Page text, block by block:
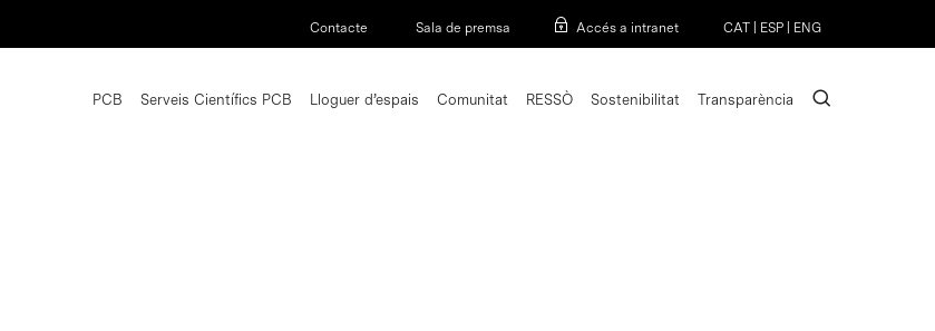
Contacte Sala de premsa Accés a intranet CAT ESP ENG
PCB Serveis Científics PCB Lloguer d’espais Comunitat RESSÒ Sostenibilitat Transparència search